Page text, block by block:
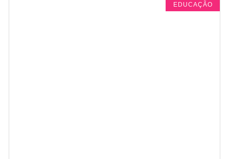
EDUCAÇÃO